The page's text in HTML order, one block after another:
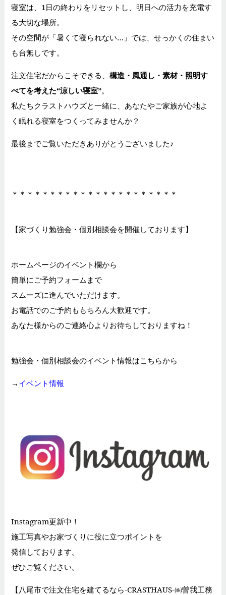
寝室は、1日の終わりをリセットし、明日への活力を充電す
る大切な場所。
その空間が「暑くて寝られない…」では、せっかくの住まい
も台無しです。
注文住宅だからこそできる、 構造・風通し・素材・照明す
べてを考えた“涼しい寝室”。
私たちクラストハウズと一緒に、あなたやご家族が心地よ
く眠れる寝室をつくってみませんか？
最後までご覧いただきありがとうございました♪
＊＊＊＊＊＊＊＊＊＊＊＊＊＊＊＊＊＊＊＊＊＊
【家づくり勉強会・個別相談会を開催しております】
ホームページのイベント欄から
簡単にご予約フォームまで
スムーズに進んでいただけます。
お電話でのご予約ももちろん大歓迎です。
あなた様からのご連絡心よりお待ちしておりますね！
勉強会・個別相談会のイベント情報はこちらから
→ イベント情報
Instagram更新中！
施工写真やお家づくりに役に立つポイントを
発信しております。
ぜひご覧ください。
【八尾市で注文住宅を建てるなら-CRASTHAUS-㈱曽我工務